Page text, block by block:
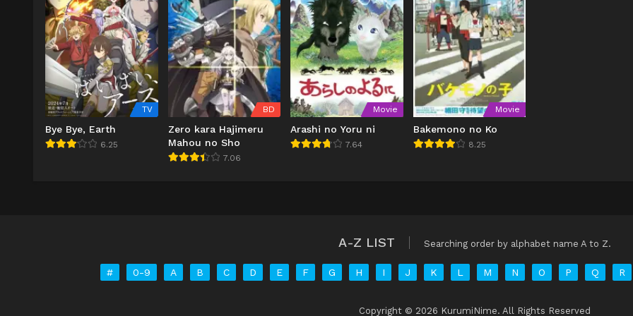
TV
Bye Bye, Earth
6.25
BD
Zero kara Hajimeru
Mahou no Sho
7.06
Movie
Arashi no Yoru ni
7.64
Movie
Bakemono no Ko
8.25
A-Z LIST Searching order by alphabet name A to Z.
# 0-9 A B C D E F G H I J K L M N O P Q R
Copyright © 2026 KurumiNime. All Rights Reserved